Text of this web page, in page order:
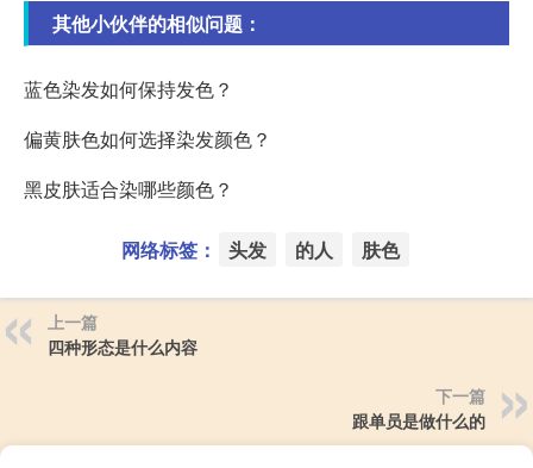
其他小伙伴的相似问题：
蓝色染发如何保持发色？
偏黄肤色如何选择染发颜色？
黑皮肤适合染哪些颜色？
网络标签： 头发 的人 肤色
上一篇
四种形态是什么内容
下一篇
跟单员是做什么的